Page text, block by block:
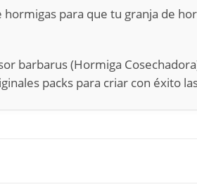
para que tu granja de
barbarus (Hormiga
packs para criar con éxito